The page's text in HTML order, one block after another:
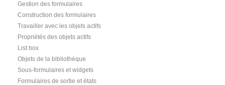
Gestion des formulaires
Construction des formulaires
Travailler avec les objets actifs
Propriétés des objets actifs
List box
Objets de la bibliothèque
Sous-formulaires et widgets
Formulaires de sortie et états